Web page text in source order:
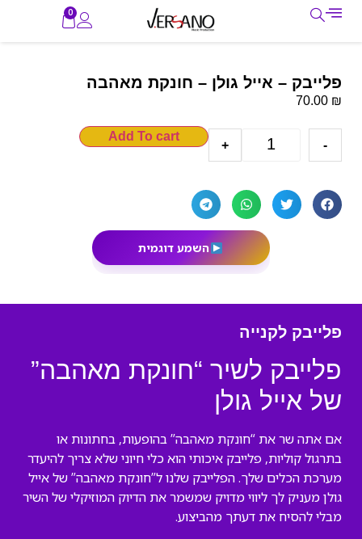
0
פלייבק – אייל גולן – חונקת מאהבה
70.00 ₪
-
+
Add To cart
השמע דוגמית
פלייבק לקנייה
פלייבק לשיר “חונקת מאהבה”
של אייל גולן
אם אתה שר את “חונקת מאהבה” בהופעות, בחתונות או
בתרגול קוליות, פלייבק איכותי הוא כלי חיוני שלא צריך להיעדר
מערכת הכלים שלך. הפלייבק שלנו ל”חונקת מאהבה” של אייל
גולן מעניק לך ליווי מדויק שמשמר את הדיוק המוזיקלי של השיר
מבלי להסיח את דעתך מהביצוע.